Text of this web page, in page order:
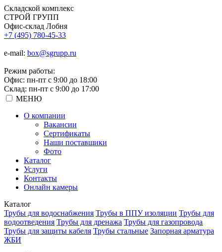
Складской комплекс
СТРОЙ ГРУПП
Офис-склад Лобня
+7 (495) 780-45-33
e-mail: box@sgrupp.ru
Режим работы:
Офис: пн-пт с 9:00 до 18:00
Склад: пн-пт с 9:00 до 17:00
МЕНЮ
О компании
Вакансии
Сертификаты
Наши поставщики
Фото
Каталог
Услуги
Контакты
Онлайн камеры
Каталог
Трубы для водоснабжения Трубы в ППУ изоляции Трубы для
водоотведения Трубы для дренажа Трубы для газопровода
Трубы для защиты кабеля Трубы стальные Запорная арматура
ЖБИ